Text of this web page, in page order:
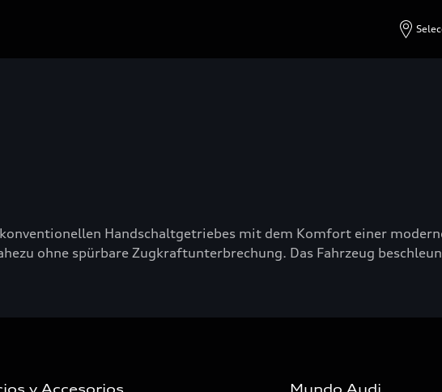
Handschaltgetriebes mit dem Komfort einer
ohne spürbare Zugkraftunterbrechung. Das Fahrzeug
y Accesorios Mundo Audi